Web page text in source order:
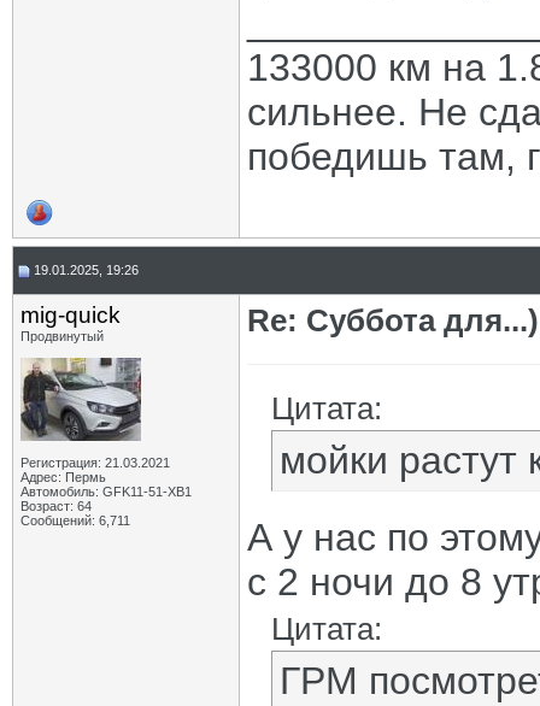
133000 км на
сильнее. Не
победишь там,
19.01.2025, 19:26
mig-quick
Продвинутый
Регистрация: 21.03.2021
Адрес: Пермь
Автомобиль: GFK11-51-ХВ1
Возраст: 64
Сообщений: 6,711
Re: Суббота для...)
Цитата:
мойки растут
А у нас по
с 2 ночи до 8
Цитата:
ГРМ